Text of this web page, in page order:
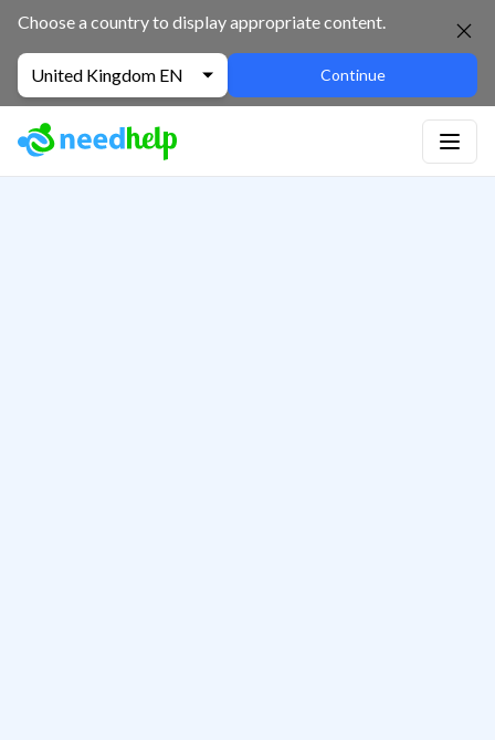
Choose a country to display appropriate content.
United Kingdom EN Continue